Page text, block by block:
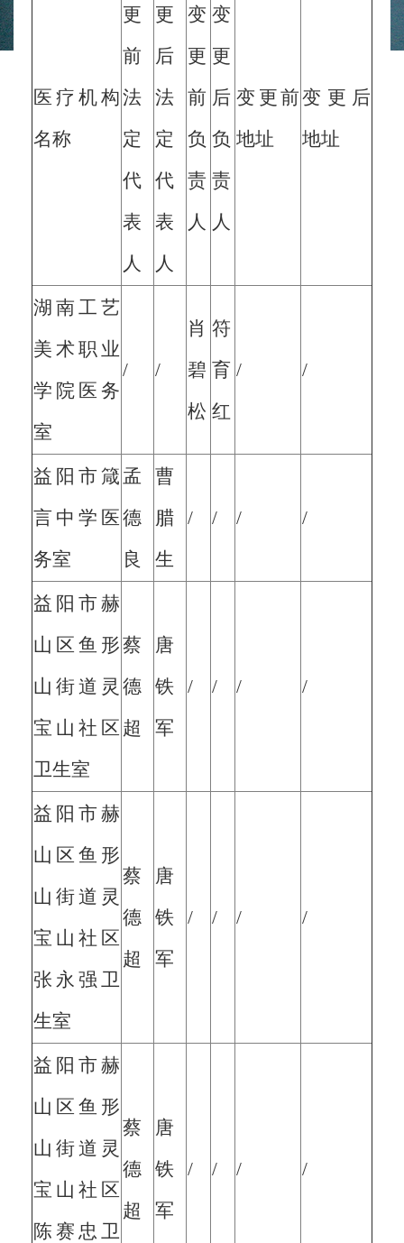
医疗机构
名称
更
前
法
定
代
表
人
更
后
法
定
代
表
人
变
更
前
负
责
人
变
更
后
负
责
人
变更前
地址
变更后
地址
湖南工艺
美术职业
学院医务
室
/ /
肖
碧
松
符
育
红
/ /
益阳市箴
言中学医
务室
孟
德
良
曹
腊
生
/ / / /
益阳市赫
山区鱼形
山街道灵
宝山社区
卫生室
蔡
德
超
唐
铁
军
/ / / /
益阳市赫
山区鱼形
山街道灵
宝山社区
张永强卫
生室
蔡
德
超
唐
铁
军
/ / / /
益阳市赫
山区鱼形
山街道灵
宝山社区
陈赛忠卫
蔡
德
超
唐
铁
军
/ / / /